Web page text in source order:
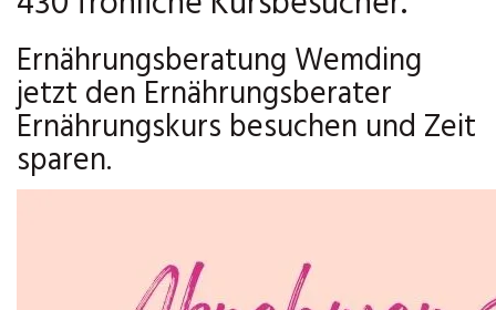
Ernährungsberatung Wemding
jetzt den Ernährungsberater
Ernährungskurs besuchen und Zeit
sparen.